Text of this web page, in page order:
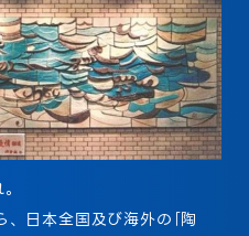
、日本全国及び海外の｢陶